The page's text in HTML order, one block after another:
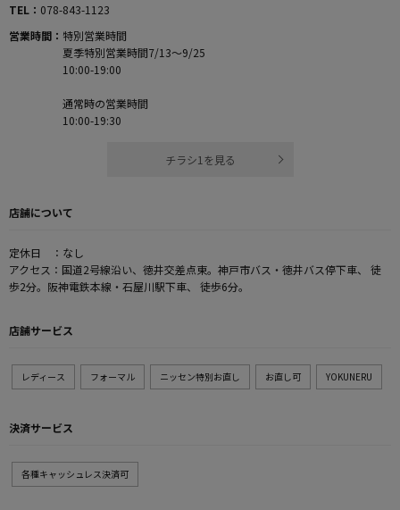
TEL
078-843-1123
営業時間
特別営業時間
夏季特別営業時間7/13～9/25
10:00-19:00
通常時の営業時間
10:00-19:30
チラシ1を見る
店舗について
定休日 ：なし
アクセス：国道2号線沿い、徳井交差点東。神戸市バス・徳井バス停下車、 徒
歩2分。阪神電鉄本線・石屋川駅下車、 徒歩6分。
店舗サービス
レディース フォーマル ニッセン特別お直し お直し可 YOKUNERU
決済サービス
各種キャッシュレス決済可